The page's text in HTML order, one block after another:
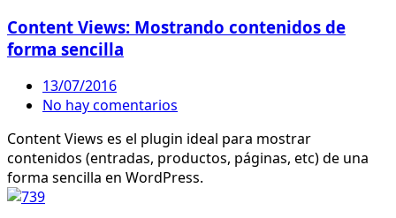
Content Views: Mostrando contenidos de
forma sencilla
13/07/2016
No hay comentarios
Content Views es el plugin ideal para mostrar
contenidos (entradas, productos, páginas, etc) de una
forma sencilla en WordPress.